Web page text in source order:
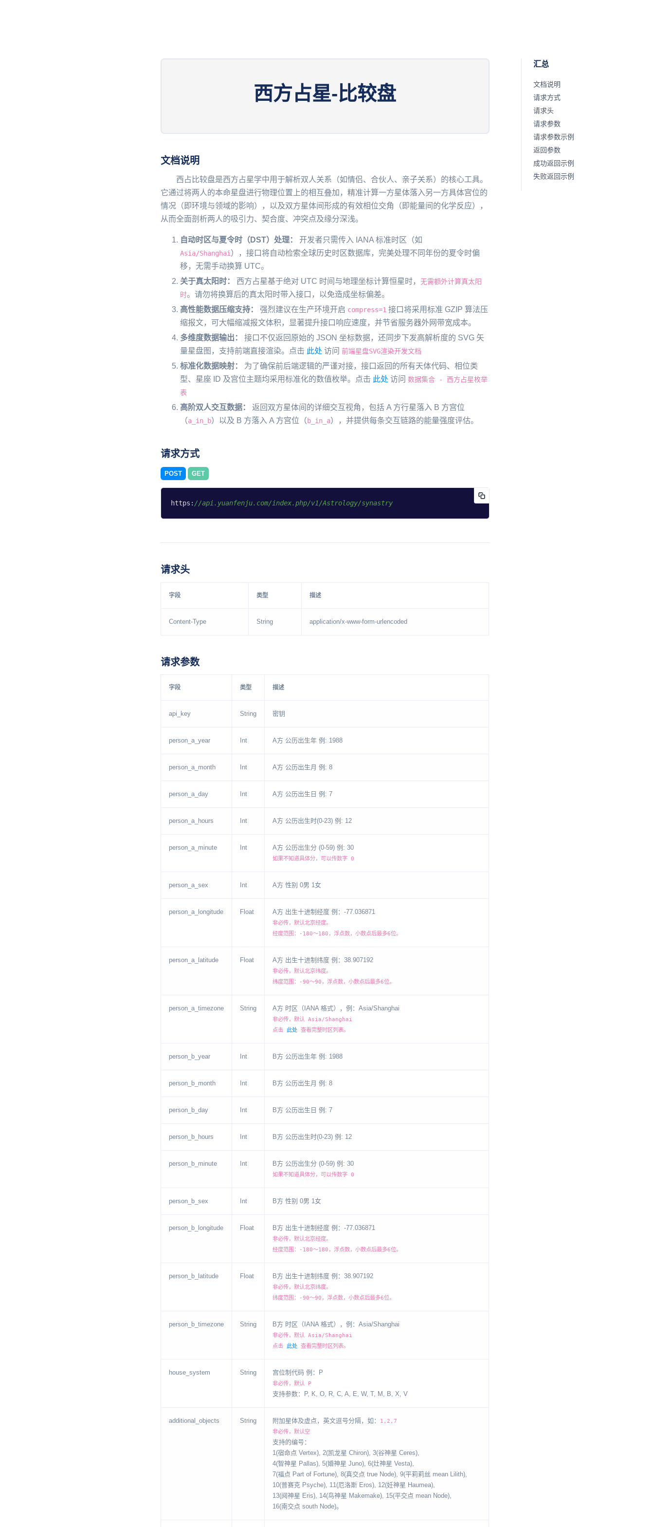
西方占星-比较盘
文档说明
西占比较盘是西方占星学中用于解析双人关系（如情侣、合伙人、亲子关系）的核心工具。
它通过将两人的本命星盘进行物理位置上的相互叠加，精准计算一方星体落入另一方具体宫位的
情况（即环境与领域的影响），以及双方星体间形成的有效相位交角（即能量间的化学反应），
从而全面剖析两人的吸引力、契合度、冲突点及缘分深浅。
自动时区与夏令时（DST）处理： 开发者只需传入 IANA 标准时区（如
Asia/Shanghai），接口将自动检索全球历史时区数据库，完美处理不同年份的夏令时偏
移，无需手动换算 UTC。
关于真太阳时：
西方占星基于绝对 UTC 时间与地理坐标计算恒星时， 无需额外计算真太阳
时。请勿将换算后的真太阳时带入接口，以免造成坐标偏差。
高性能数据压缩支持：
强烈建议在生产环境开启 compress=1 接口将采用标准 GZIP 算法压
缩报文，可大幅缩减报文体积，显著提升接口响应速度，并节省服务器外网带宽成本。
多维度数据输出：
接口不仅返回原始的 JSON 坐标数据，还同步下发高解析度的 SVG 矢
量星盘图，支持前端直接渲染。点击 此处 访问 前端星盘SVG渲染开发文档
标准化数据映射：
为了确保前后端逻辑的严谨对接，接口返回的所有天体代码、相位类
型、星座 ID 及宫位主题均采用标准化的数值枚举。点击 此处 访问 数据集合 - 西方占星枚举
表
高阶双人交互数据：
返回双方星体间的详细交互视角，包括 A 方行星落入 B 方宫位
（a_in_b）以及 B 方落入 A 方宫位（b_in_a），并提供每条交互链路的能量强度评估。
请求方式
POST GET
https: //api.yuanfenju.com/index.php/v1/Astrology/synastry
请求头
字段 类型 描述
Content-Type String application/x-www-form-urlencoded
请求参数
字段 类型 描述
api_key String 密钥
person_a_year Int A方 公历出生年 例: 1988
person_a_month Int A方 公历出生月 例: 8
person_a_day Int A方 公历出生日 例: 7
person_a_hours Int A方 公历出生时(0-23) 例: 12
person_a_minute Int A方 公历出生分 (0-59) 例: 30
如果不知道具体分，可以传数字 0
person_a_sex Int A方 性别 0男 1女
person_a_longitude Float A方 出生十进制经度 例：-77.036871
非必传，默认北京经度。
经度范围：-180～180，浮点数，小数点后最多6位。
person_a_latitude Float A方 出生十进制纬度 例：38.907192
非必传，默认北京纬度。
纬度范围：-90～90，浮点数，小数点后最多6位。
person_a_timezone String A方 时区（IANA 格式），例：Asia/Shanghai
非必传，默认 Asia/Shanghai
点击 此处 查看完整时区列表。
person_b_year Int B方 公历出生年 例: 1988
person_b_month Int B方 公历出生月 例: 8
person_b_day Int B方 公历出生日 例: 7
person_b_hours Int B方 公历出生时(0-23) 例: 12
person_b_minute Int B方 公历出生分 (0-59) 例: 30
如果不知道具体分，可以传数字 0
person_b_sex Int B方 性别 0男 1女
person_b_longitude Float B方 出生十进制经度 例：-77.036871
非必传，默认北京经度。
经度范围：-180～180，浮点数，小数点后最多6位。
person_b_latitude Float B方 出生十进制纬度 例：38.907192
非必传，默认北京纬度。
纬度范围：-90～90，浮点数，小数点后最多6位。
person_b_timezone String B方 时区（IANA 格式），例：Asia/Shanghai
非必传，默认 Asia/Shanghai
点击 此处 查看完整时区列表。
house_system String 宫位制代码 例：P
非必传，默认 P
支持参数：P, K, O, R, C, A, E, W, T, M, B, X, V
additional_objects String 附加星体及虚点，英文逗号分隔，如：
1,2,7
非必传，默认空
支持的编号：
1(宿命点 Vertex), 2(凯龙星 Chiron), 3(谷神星 Ceres),
4(智神星 Pallas), 5(婚神星 Juno), 6(灶神星 Vesta),
7(福点 Part of Fortune), 8(真交点 true Node), 9(平莉莉丝 mean Lilith),
10(普赛克 Psyche), 11(厄洛斯 Eros), 12(妊神星 Haumea),
13(阋神星 Eris), 14(鸟神星 Makemake), 15(平交点 mean Node),
16(南交点 south Node)。
汇总
文档说明
请求方式
请求头
请求参数
请求参数示例
返回参数
成功返回示例
失败返回示例